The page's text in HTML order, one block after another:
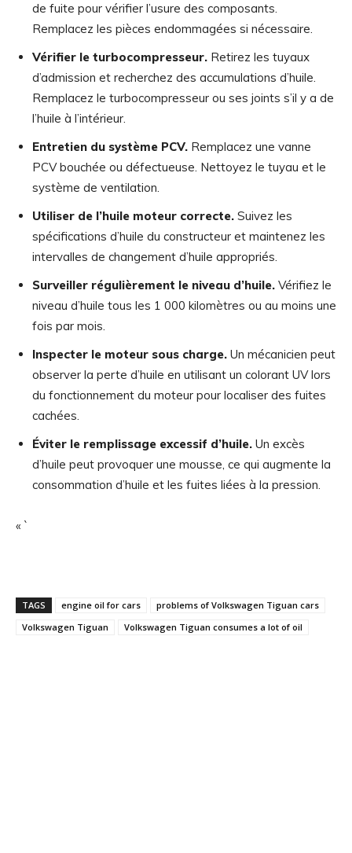
de fuite pour vérifier l’usure des composants.
Remplacez les pièces endommagées si nécessaire.
Vérifier le turbocompresseur. Retirez les tuyaux
d’admission et recherchez des accumulations d’huile.
Remplacez le turbocompresseur ou ses joints s’il y a de
l’huile à l’intérieur.
Entretien du système PCV. Remplacez une vanne
PCV bouchée ou défectueuse. Nettoyez le tuyau et le
système de ventilation.
Utiliser de l’huile moteur correcte. Suivez les
spécifications d’huile du constructeur et maintenez les
intervalles de changement d’huile appropriés.
Surveiller régulièrement le niveau d’huile. Vérifiez le
niveau d’huile tous les 1 000 kilomètres ou au moins une
fois par mois.
Inspecter le moteur sous charge. Un mécanicien peut
observer la perte d’huile en utilisant un colorant UV lors
du fonctionnement du moteur pour localiser des fuites
cachées.
Éviter le remplissage excessif d’huile. Un excès
d’huile peut provoquer une mousse, ce qui augmente la
consommation d’huile et les fuites liées à la pression.
« `
TAGS engine oil for cars
problems of Volkswagen Tiguan cars
Volkswagen Tiguan
Volkswagen Tiguan consumes a lot of oil